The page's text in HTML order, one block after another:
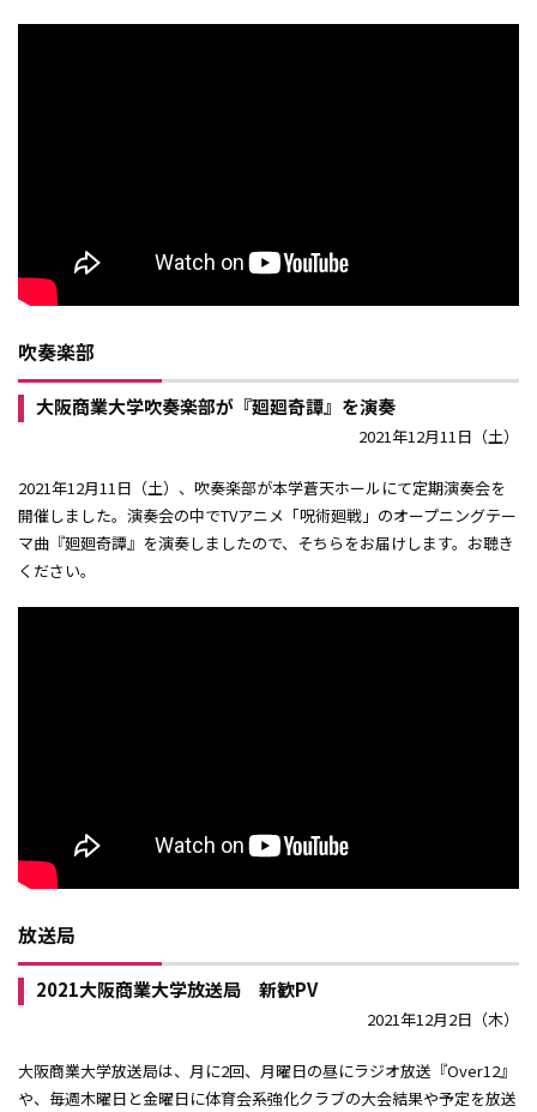
吹奏楽部
大阪商業大学吹奏楽部が『廻廻奇譚』を演奏
2021年12月11日（土）
2021年12月11日（土）、吹奏楽部が本学蒼天ホールにて定期演奏会を
開催しました。演奏会の中でTVアニメ「呪術廻戦」のオープニングテー
マ曲『廻廻奇譚』を演奏しましたので、そちらをお届けします。お聴き
ください。
放送局
2021大阪商業大学放送局 新歓PV
2021年12月2日（木）
大阪商業大学放送局は、月に2回、月曜日の昼にラジオ放送『Over12』
や、毎週木曜日と金曜日に体育会系強化クラブの大会結果や予定を放送